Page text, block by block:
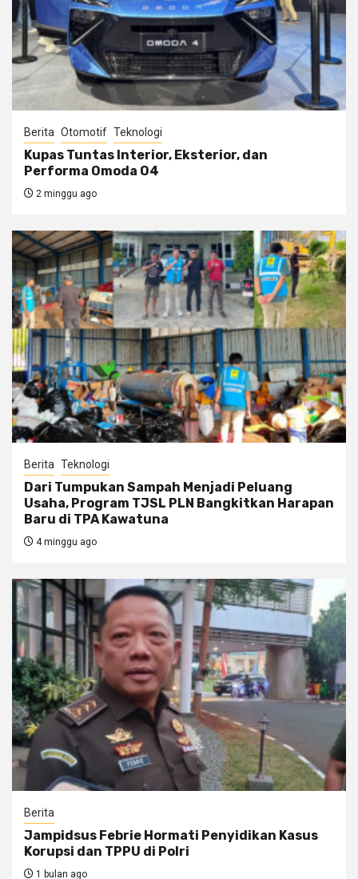
Berita Otomotif Teknologi
Kupas Tuntas Interior, Eksterior, dan
Performa Omoda O4
2 minggu ago
Berita Teknologi
Dari Tumpukan Sampah Menjadi Peluang
Usaha, Program TJSL PLN Bangkitkan Harapan
Baru di TPA Kawatuna
4 minggu ago
Berita
Jampidsus Febrie Hormati Penyidikan Kasus
Korupsi dan TPPU di Polri
1 bulan ago